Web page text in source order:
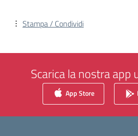
Stampa / Condividi
Scarica la nostra app
App Store